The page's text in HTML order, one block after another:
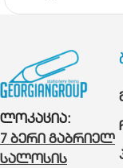
ლოკაცია:
7 ბერი გაბრიელ
სალოსის